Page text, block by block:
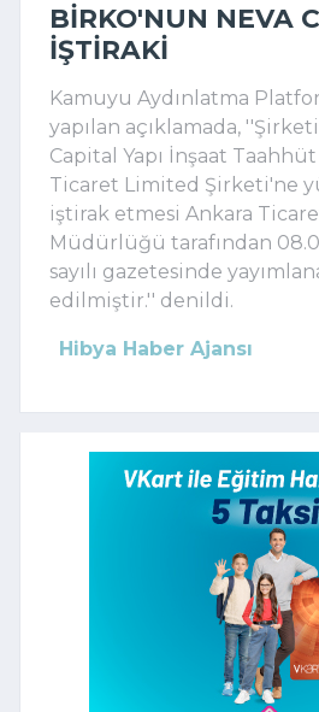
BIRKO'NUN NEVA
IŞTIRAKI
Kamuyu Aydınlatma
yapılan açıklamada,
Capital Yapı İnşaat
Ticaret Limited Şirketi'ne
iştirak etmesi Ankara
Müdürlüğü tarafından
sayılı gazetesinde
edilmiştir.'' denildi.
Hibya Haber Ajansı